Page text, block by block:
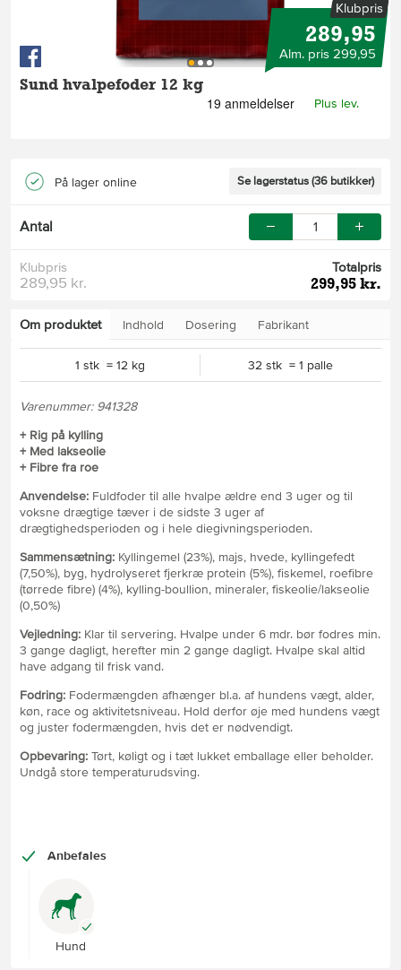
Sund hvalpefoder 12 kg
Plus lev.
Klubpris
289,95
Alm. pris 299,95
På lager online Se lagerstatus (36 butikker)
Antal
Klubpris
289,95 kr.
Totalpris
299,95 kr.
Om produktet Indhold Dosering Fabrikant
1 stk = 12 kg 32 stk = 1 palle
Varenummer: 941328
+ Rig på kylling
+ Med lakseolie
+ Fibre fra roe
Anvendelse: Fuldfoder til alle hvalpe ældre end 3 uger og til
voksne drægtige tæver i de sidste 3 uger af
drægtighedsperioden og i hele diegivningsperioden.
Sammensætning: Kyllingemel (23%), majs, hvede, kyllingefedt
(7,50%), byg, hydrolyseret fjerkræ protein (5%), fiskemel, roefibre
(tørrede fibre) (4%), kylling-boullion, mineraler, fiskeolie/lakseolie
(0,50%)
Vejledning: Klar til servering. Hvalpe under 6 mdr. bør fodres min.
3 gange dagligt, herefter min 2 gange dagligt. Hvalpe skal altid
have adgang til frisk vand.
Fodring: Fodermængden afhænger bl.a. af hundens vægt, alder,
køn, race og aktivitetsniveau. Hold derfor øje med hundens vægt
og juster fodermængden, hvis det er nødvendigt.
Opbevaring: Tørt, køligt og i tæt lukket emballage eller beholder.
Undgå store temperaturudsving.
Anbefales
Hund